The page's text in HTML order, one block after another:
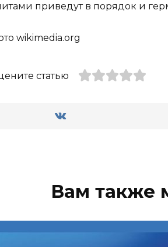
приведут в порядок и
wikimedia.org
статью
Вам также